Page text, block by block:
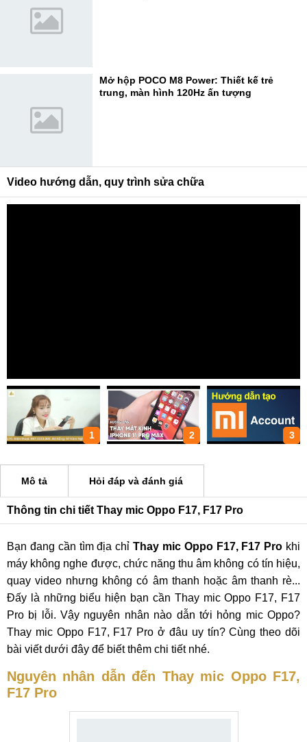
Mở hộp POCO M8 Power: Thiết kế trẻ
trung, màn hình 120Hz ấn tượng
Video hướng dẫn, quy trình sửa chữa
1 2 3
Mô tả Hỏi đáp và đánh giá
Thông tin chi tiết Thay mic Oppo F17, F17 Pro
Bạn đang cần tìm địa chỉ Thay mic Oppo F17, F17 Pro khi
máy không nghe được, chức năng thu âm không có tín hiệu,
quay video nhưng không có âm thanh hoặc âm thanh rè...
Đấy là những biểu hiện bạn cần Thay mic Oppo F17, F17
Pro bị lỗi. Vậy nguyên nhân nào dẫn tới hỏng mic Oppo?
Thay mic Oppo F17, F17 Pro ở đâu uy tín? Cùng theo dõi
bài viết dưới đây để biết thêm chi tiết nhé.
Nguyên nhân dẫn đến Thay mic Oppo F17,
F17 Pro